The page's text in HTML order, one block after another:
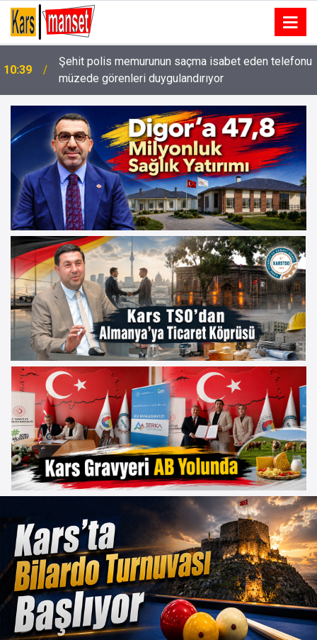
10:39
Şehit polis memurunun saçma isabet eden telefonu
müzede görenleri duygulandırıyor